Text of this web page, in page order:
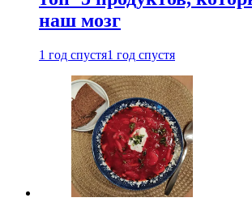
наш мозг
1 год спустя1 год спустя